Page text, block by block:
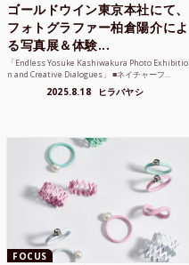
ゴールドウイン東京本社にて、
フォトグラファー柏倉陽介によ
る写真展＆体験...
「Endless Yosuke Kashiwakura Photo Exhibitio
n and Creative Dialogues」 ■ネイチャーフ...
2025.8.18 ヒラバヤシ
FOCUS